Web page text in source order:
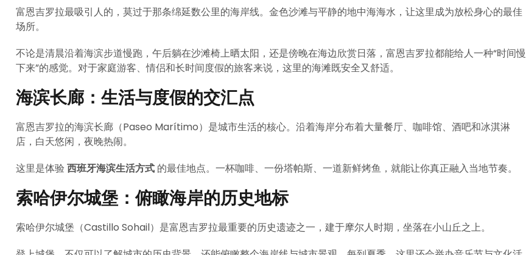
富恩吉罗拉最吸引人的，莫过于那条绵延数公里的海岸线。金色沙滩与平静的地中海海水，让这里成为放松身心的最佳
场所。
不论是清晨沿着海滨步道慢跑，午后躺在沙滩椅上晒太阳，还是傍晚在海边欣赏日落，富恩吉罗拉都能给人一种“时间慢
下来”的感觉。对于家庭游客、情侣和长时间度假的旅客来说，这里的海滩既安全又舒适。
海滨长廊：生活与度假的交汇点
富恩吉罗拉的海滨长廊（Paseo Marítimo）是城市生活的核心。沿着海岸分布着大量餐厅、咖啡馆、酒吧和冰淇淋
店，白天悠闲，夜晚热闹。
这里是体验 西班牙海滨生活方式 的最佳地点。一杯咖啡、一份塔帕斯、一道新鲜烤鱼，就能让你真正融入当地节奏。
索哈伊尔城堡：俯瞰海岸的历史地标
索哈伊尔城堡（Castillo Sohail）是富恩吉罗拉最重要的历史遗迹之一，建于摩尔人时期，坐落在小山丘之上。